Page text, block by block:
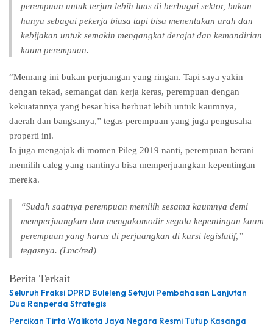
perempuan untuk terjun lebih luas di berbagai sektor, bukan
hanya sebagai pekerja biasa tapi bisa menentukan arah dan
kebijakan untuk semakin mengangkat derajat dan kemandirian
kaum perempuan.
“Memang ini bukan perjuangan yang ringan. Tapi saya yakin
dengan tekad, semangat dan kerja keras, perempuan dengan
kekuatannya yang besar bisa berbuat lebih untuk kaumnya,
daerah dan bangsanya,” tegas perempuan yang juga pengusaha
properti ini.
Ia juga mengajak di momen Pileg 2019 nanti, perempuan berani
memilih caleg yang nantinya bisa memperjuangkan kepentingan
mereka.
“Sudah saatnya perempuan memilih sesama kaumnya demi
memperjuangkan dan mengakomodir segala kepentingan kaum
perempuan yang harus di perjuangkan di kursi legislatif,”
tegasnya. (Lmc/red)
Berita Terkait
Seluruh Fraksi DPRD Buleleng Setujui Pembahasan Lanjutan
Dua Ranperda Strategis
Percikan Tirta Walikota Jaya Negara Resmi Tutup Kasanga